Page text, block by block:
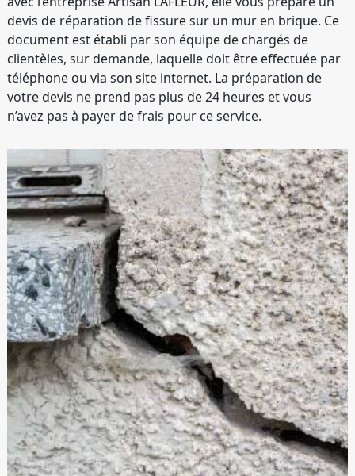
devis de réparation de fissure sur un mur en brique. Ce
document est établi par son équipe de chargés de
clientèles, sur demande, laquelle doit être effectuée par
téléphone ou via son site internet. La préparation de
votre devis ne prend pas plus de 24 heures et vous
n’avez pas à payer de frais pour ce service.